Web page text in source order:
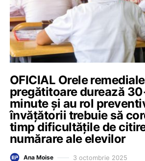
OFICIAL Orele
pregătitoare durează
minute și au rol
învățătorii trebuie să
timp dificultățile de
numărare ale elevilor
Ana Moise 3 octombrie 2025